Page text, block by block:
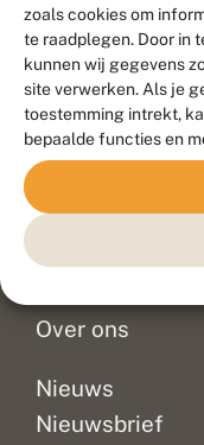
zoals cookies om
te raadplegen. Door in
kunnen wij gegevens
site verwerken. Als je
toestemming intrekt,
bepaalde functies en
Contact
Veelgestelde
Doneer
Over ons
Nieuws
Nieuwsbrief
Meld
©
Duurzaam